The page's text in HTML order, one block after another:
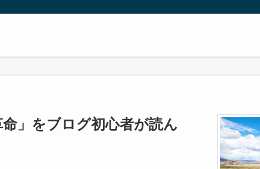
」をブログ初心者が読ん